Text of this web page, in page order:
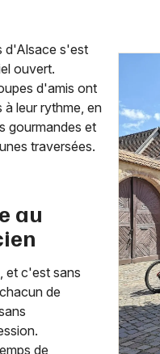
Expos
Sorties
Jeux
Artistes
Toutes
d'Alsace s'est
ouvert.
d'amis ont
à leur rythme, en
gourmandes et
traversées.
au
et c'est sans
de
de